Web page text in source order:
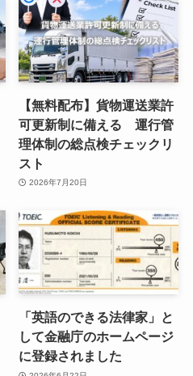
【無料配布】貨物運送業許
可更新制に備える 運行管
理体制の総点検チェックリ
スト
2026年7月20日
「英語のできる法律家」と
して金融庁のホームページ
に登録されました